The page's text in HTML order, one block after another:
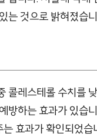
는 것으로 밝혀졌습
콜레스테롤 수치를
방하는 효과가 있습
효과가 확인되었습